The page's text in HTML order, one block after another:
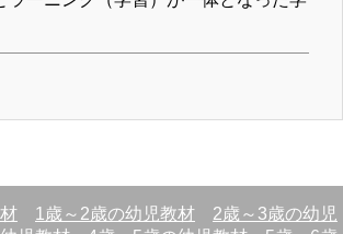
1歳～2歳の幼児教材
2歳～3歳の幼児